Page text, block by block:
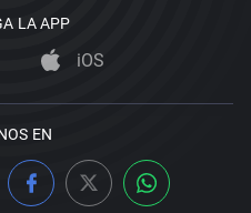
LA APP
iOS
EN